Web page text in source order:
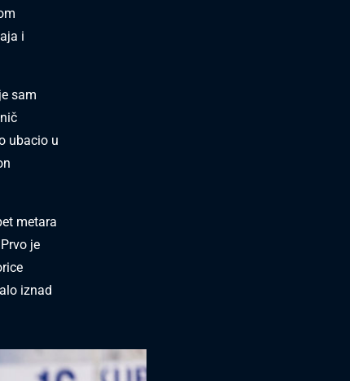
i
sam
ubacio u
metara
je
iznad